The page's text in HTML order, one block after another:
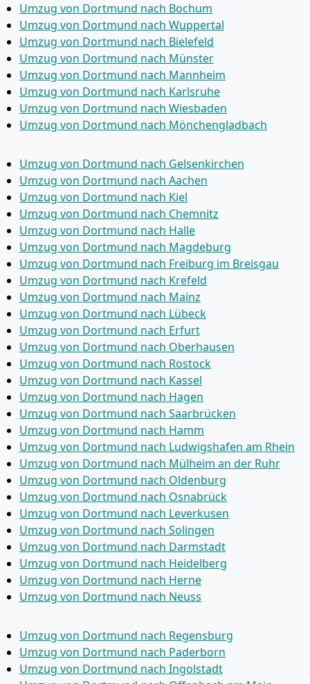
Umzug von Dortmund nach Bochum
Umzug von Dortmund nach Wuppertal
Umzug von Dortmund nach Bielefeld
Umzug von Dortmund nach Münster
Umzug von Dortmund nach Mannheim
Umzug von Dortmund nach Karlsruhe
Umzug von Dortmund nach Wiesbaden
Umzug von Dortmund nach Mönchen­gladbach
Umzug von Dortmund nach Gelsenkirchen
Umzug von Dortmund nach Aachen
Umzug von Dortmund nach Kiel
Umzug von Dortmund nach Chemnitz
Umzug von Dortmund nach Halle
Umzug von Dortmund nach Magdeburg
Umzug von Dortmund nach Freiburg im Breisgau
Umzug von Dortmund nach Krefeld
Umzug von Dortmund nach Mainz
Umzug von Dortmund nach Lübeck
Umzug von Dortmund nach Erfurt
Umzug von Dortmund nach Oberhausen
Umzug von Dortmund nach Rostock
Umzug von Dortmund nach Kassel
Umzug von Dortmund nach Hagen
Umzug von Dortmund nach Saarbrücken
Umzug von Dortmund nach Hamm
Umzug von Dortmund nach Ludwigshafen am Rhein
Umzug von Dortmund nach Mülheim an der Ruhr
Umzug von Dortmund nach Oldenburg
Umzug von Dortmund nach Osnabrück
Umzug von Dortmund nach Leverkusen
Umzug von Dortmund nach Solingen
Umzug von Dortmund nach Darmstadt
Umzug von Dortmund nach Heidelberg
Umzug von Dortmund nach Herne
Umzug von Dortmund nach Neuss
Umzug von Dortmund nach Regensburg
Umzug von Dortmund nach Paderborn
Umzug von Dortmund nach Ingolstadt